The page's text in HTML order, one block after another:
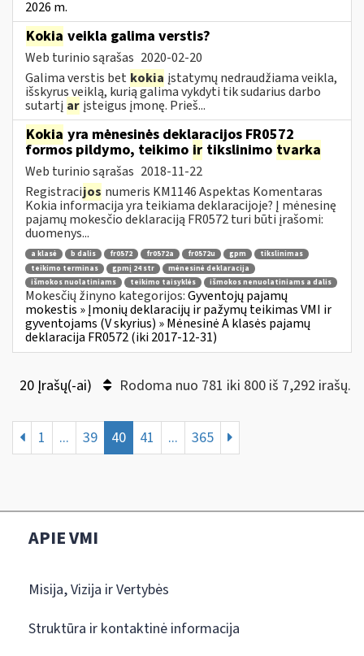
2026 m.
Kokia veikla galima verstis?
Web turinio sąrašas 2020-02-20
Galima verstis bet kokia įstatymų nedraudžiama veikla,
išskyrus veiklą, kurią galima vykdyti tik sudarius darbo
sutartį ar įsteigus įmonę. Prieš...
Kokia yra mėnesinės deklaracijos FR0572
formos pildymo, teikimo ir tikslinimo tvarka
Web turinio sąrašas 2018-11-22
Registracijos numeris KM1146 Aspektas Komentaras
Kokia informacija yra teikiama deklaracijoje? Į mėnesinę
pajamų mokesčio deklaraciją FR0572 turi būti įrašomi:
duomenys...
a klasė b dalis fr0572 fr0572a fr0572u gpm
tikslinimas
teikimo terminas
gpmį 24 str
mėnesinė deklaracija
išmokos nuolatiniams
teikimo taisyklės išmokos nenuolatiniams a dalis
Mokesčių žinyno kategorijos:Gyventojų pajamų
mokestis » Įmonių deklaracijų ir pažymų teikimas VMI ir
gyventojams (V skyrius) » Mėnesinė A klasės pajamų
deklaracija FR0572 (iki 2017-12-31)
20 Įrašų(-ai) Rodoma nuo 781 iki 800 iš 7,292 irašų.
1 ... 39 40 41 ... 365
APIE VMI
Misija, Vizija ir Vertybės
Struktūra ir kontaktinė informacija